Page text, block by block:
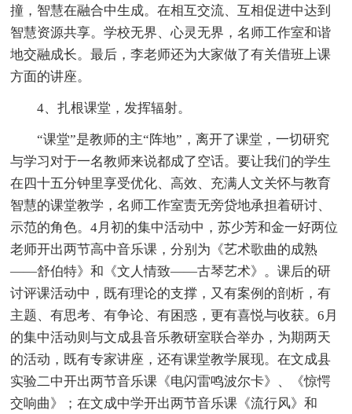
撞，智慧在融合中生成。在相互交流、互相促进中达到
智慧资源共享。学校无界、心灵无界，名师工作室和谐
地交融成长。最后，李老师还为大家做了有关借班上课
方面的讲座。
4、扎根课堂，发挥辐射。
“课堂”是教师的主“阵地”，离开了课堂，一切研究
与学习对于一名教师来说都成了空话。要让我们的学生
在四十五分钟里享受优化、高效、充满人文关怀与教育
智慧的课堂教学，名师工作室责无旁贷地承担着研讨、
示范的角色。4月初的集中活动中，苏少芳和金一好两位
老师开出两节高中音乐课，分别为《艺术歌曲的成熟
——舒伯特》和《文人情致——古琴艺术》。课后的研
讨评课活动中，既有理论的支撑，又有案例的剖析，有
主题、有思考、有争论、有困惑，更有喜悦与收获。6月
的集中活动则与文成县音乐教研室联合举办，为期两天
的活动，既有专家讲座，还有课堂教学展现。在文成县
实验二中开出两节音乐课《电闪雷鸣波尔卡》、《惊愕
交响曲》；在文成中学开出两节音乐课《流行风》和